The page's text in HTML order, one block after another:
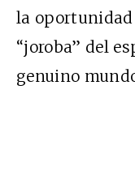
la
“joroba” del
genuino